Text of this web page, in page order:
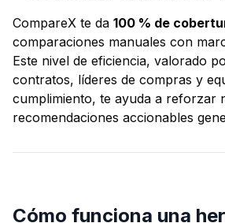
CompareX te da 100 % de
comparaciones manuales con
Este nivel de eficiencia, valorado
contratos, líderes de compras y
cumplimiento, te ayuda a reforzar
recomendaciones accionables
Cómo funciona una